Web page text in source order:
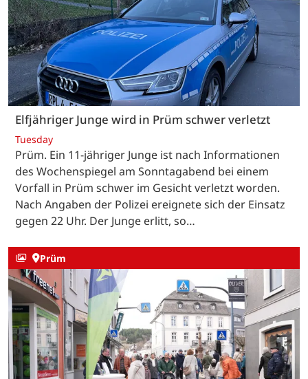
Elfjähriger Junge wird in Prüm schwer verletzt
Tuesday
Prüm. Ein 11-jähriger Junge ist nach Informationen
des Wochenspiegel am Sonntagabend bei einem
Vorfall in Prüm schwer im Gesicht verletzt worden.
Nach Angaben der Polizei ereignete sich der Einsatz
gegen 22 Uhr. Der Junge erlitt, so…
Prüm